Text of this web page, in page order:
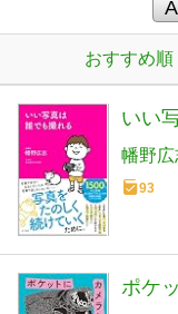
おすすめ順
いい
幡野広
93
ポケ